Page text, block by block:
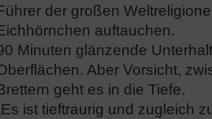
der großen
auftauchen.
Minuten glänzende
Aber Vorsicht,
geht es in die Tiefe.
ist tieftraurig und zugleich